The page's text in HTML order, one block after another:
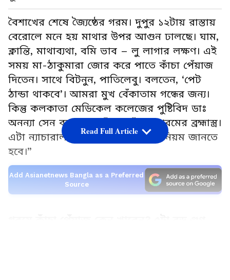
বৈশাখের শেষে জ্যৈষ্ঠের গরম। দুপুর ১২টায় রাস্তায়
বেরোলে মনে হয় মাথার উপর আগুন ঢালছে। ঘাম,
ক্লান্তি, মাথাব্যথা, বমি ভাব – লু লাগার লক্ষণ। এই
সময় মা-ঠাকুমারা জোর করে পাতে কাঁচা পেঁয়াজ
দিতেন। সাথে বিটনুন, পাতিলেবু। বলতেন, ‘পেট
ঠান্ডা থাকবে’। আমরা মুখ বেঁকাতাম গন্ধের জন্য।
কিন্তু কলকাতা মেডিকেল কলেজের পুষ্টিবিদ ডাঃ
অনন্যা সেন বলছেন, “কাঁচা পেঁয়াজ গরমের ব্রহ্মাস্ত্র।
এটা ন্যাচারাল কুল্যান্ট। শুধু খাওয়ার নিয়ম জানতে
হবে।”
Add Asianetnews Bangla as a Preferred
Source
Read Full Article